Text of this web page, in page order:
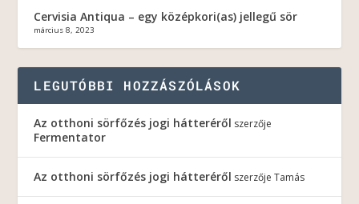
Cervisia Antiqua – egy középkori(as) jellegű sör
március 8, 2023
LEGUTÓBBI HOZZÁSZÓLÁSOK
Az otthoni sörfőzés jogi hátteréről szerzője
Fermentator
Az otthoni sörfőzés jogi hátteréről szerzőjeTamás